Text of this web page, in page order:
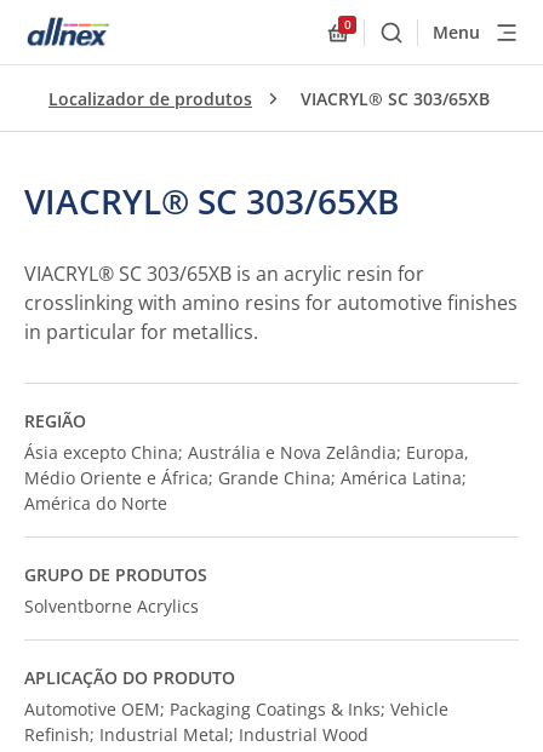
0
BuscarMenu
Localizador de produtos VIACRYL® SC 303/65XB
VIACRYL® SC 303/65XB
VIACRYL® SC 303/65XB is an acrylic resin for
crosslinking with amino resins for automotive finishes
in particular for metallics.
REGIÃO
Ásia excepto China; Austrália e Nova Zelândia; Europa,
Médio Oriente e África; Grande China; América Latina;
América do Norte
GRUPO DE PRODUTOS
Solventborne Acrylics
APLICAÇÃO DO PRODUTO
Automotive OEM; Packaging Coatings & Inks; Vehicle
Refinish; Industrial Metal; Industrial Wood